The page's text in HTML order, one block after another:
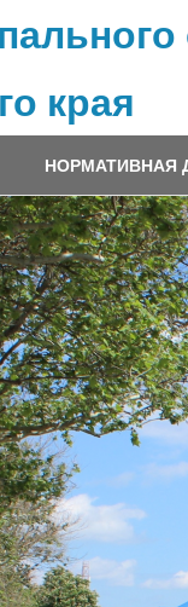
края
НОРМАТИВНАЯ